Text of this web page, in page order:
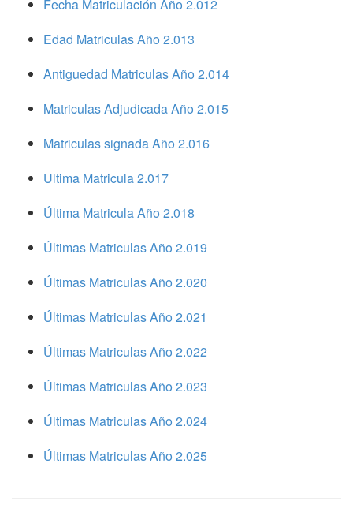
Fecha Matriculación Año 2.012
Edad Matriculas Año 2.013
Antiguedad Matriculas Año 2.014
Matriculas Adjudicada Año 2.015
Matriculas signada Año 2.016
Ultima Matricula 2.017
Última Matricula Año 2.018
Últimas Matriculas Año 2.019
Últimas Matriculas Año 2.020
Últimas Matriculas Año 2.021
Últimas Matriculas Año 2.022
Últimas Matriculas Año 2.023
Últimas Matriculas Año 2.024
Últimas Matriculas Año 2.025